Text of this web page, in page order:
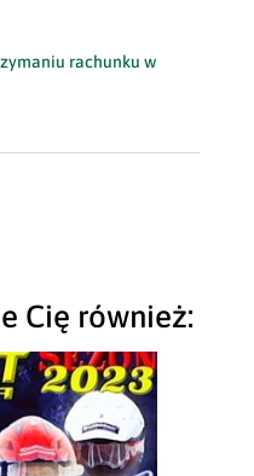
rachunku w
Cię również: